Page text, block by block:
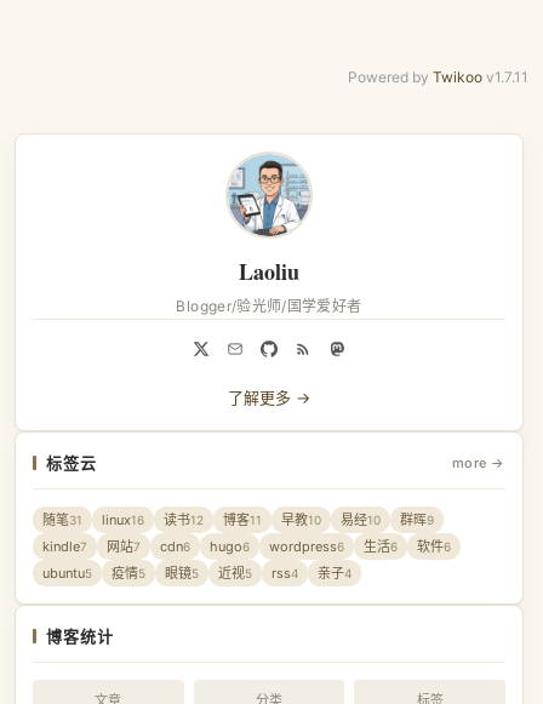
Powered by Twikoo v1.7.11
Laoliu
Blogger/验光师/国学爱好者
了解更多 →
标签云 more →
随笔31 linux16 读书12 博客11 早教10 易经10 群晖9
kindle7 网站7 cdn6 hugo6 wordpress6 生活6 软件6
ubuntu5 疫情5 眼镜5 近视5 rss4 亲子4
博客统计
文章 分类 标签